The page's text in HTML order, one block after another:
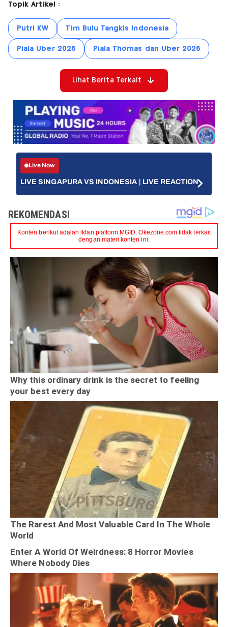
Topik Artikel :
Putri KW Tim Bulu Tangkis Indonesia
Piala Uber 2026 Piala Thomas dan Uber 2026
Lihat Berita Terkait
Live Now
LIVE SINGAPURA VS INDONESIA | LIVE REACTION